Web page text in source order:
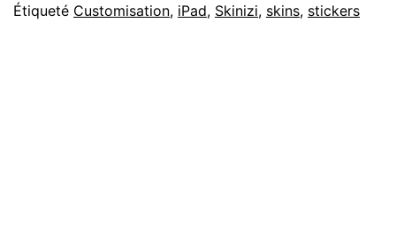
Mac
Étiqueté Customisation, iPad, Skinizi, skins, stickers